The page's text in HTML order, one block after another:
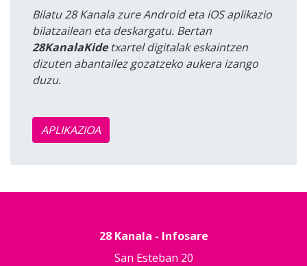
Bilatu 28 Kanala zure Android eta iOS aplikazio
bilatzailean eta deskargatu. Bertan
28KanalaKidetxartel digitalak eskaintzen
dizuten abantailez gozatzeko aukera izango
duzu.
APLIKAZIOA
28 Kanala - Infosare
San Esteban 20